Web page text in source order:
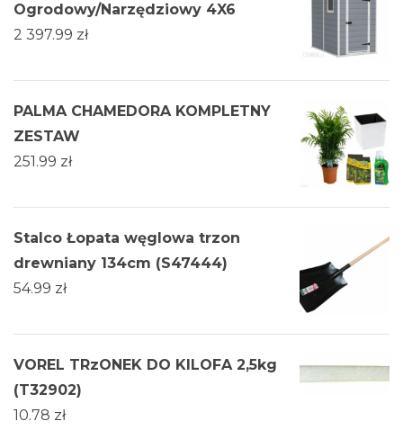
Ogrodowy/Narzędziowy 4X6
2 397.99 zł
PALMA CHAMEDORA KOMPLETNY
ZESTAW
251.99 zł
Stalco Łopata węglowa trzon
drewniany 134cm (S47444)
54.99 zł
VOREL TRzONEK DO KILOFA 2,5kg
(T32902)
10.78 zł